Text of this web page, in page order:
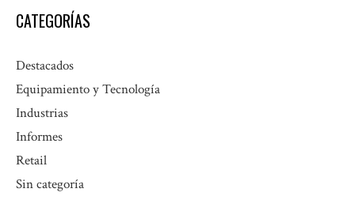
CATEGORÍAS
Destacados
Equipamiento y Tecnología
Industrias
Informes
Retail
Sin categoría